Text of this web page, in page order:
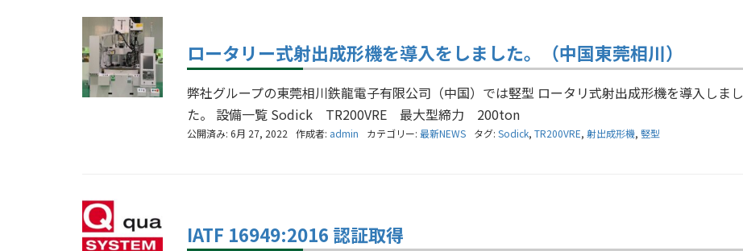
ロータリー式射出成形機を導入をしました。（中国東莞相川）
弊社グループの東莞相川鉄龍電子有限公司（中国）では竪型 ロータリ式射出成形機を導入しまし
た。 設備一覧 Sodick TR200VRE 最大型締力 200ton
公開済み: 6月 27, 2022 作成者: admin カテゴリー: 最新NEWS タグ: Sodick, TR200VRE, 射出成形機, 竪型
IATF 16949:2016 認証取得